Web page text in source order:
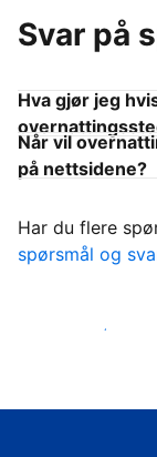
Svar på
Hva gjør jeg
Når vil
på nettsidene?
Har du flere
spørsmål og
Ta imot